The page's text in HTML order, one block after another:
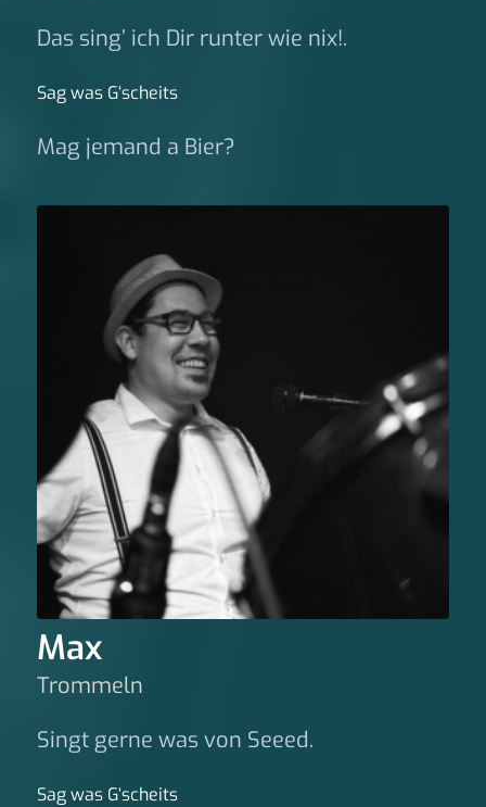
Das sing’ ich Dir runter wie nix!.
Sag was G‘scheits
Mag jemand a Bier?
Max
Trommeln
Singt gerne was von Seeed.
Sag was G‘scheits